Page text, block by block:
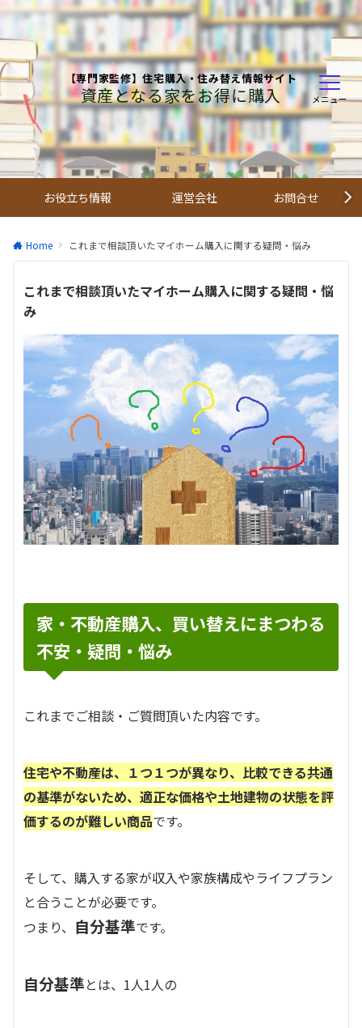
【専門家監修】住宅購入・住み替え情報サイト
資産となる家をお得に購入 メニュー
お役立ち情報 運営会社 お問合せ
Home これまで相談頂いたマイホーム購入に関する疑問・悩み
これまで相談頂いたマイホーム購入に関する疑問・悩
み
家・不動産購入、買い替えにまつわる
不安・疑問・悩み
これまでご相談・ご質問頂いた内容です。
住宅や不動産は、１つ１つが異なり、比較できる共通
の基準がないため、適正な価格や土地建物の状態を評
価するのが難しい商品です。
そして、購入する家が収入や家族構成やライフプラン
と合うことが必要です。
つまり、 自分基準です。
自分基準とは、1人1人の